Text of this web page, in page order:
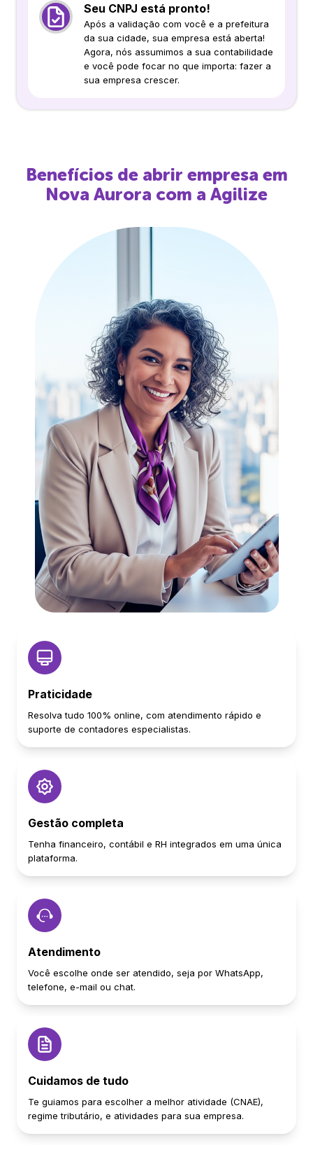
Seu CNPJ está pronto!
Após a validação com você e a prefeitura
da sua cidade, sua empresa está aberta!
Agora, nós assumimos a sua contabilidade
e você pode focar no que importa: fazer a
sua empresa crescer.
Benefícios de abrir empresa em
Nova Aurora com a Agilize
Praticidade
Resolva tudo 100% online, com atendimento rápido e
suporte de contadores especialistas.
Gestão completa
Tenha financeiro, contábil e RH integrados em uma única
plataforma.
Atendimento
Você escolhe onde ser atendido, seja por WhatsApp,
telefone, e-mail ou chat.
Cuidamos de tudo
Te guiamos para escolher a melhor atividade (CNAE),
regime tributário, e atividades para sua empresa.